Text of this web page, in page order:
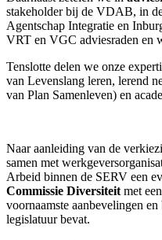
stakeholder bij de VDAB, in
Agentschap Integratie en
VRT en VGC adviesraden en
Tenslotte delen we onze
van Levenslang leren, lerend
van Plan Samenleven) en
Naar aanleiding van de
samen met
Arbeid binnen de SERV een
Commissie Diversiteit met een
voornaamste aanbevelingen
legislatuur bevat.